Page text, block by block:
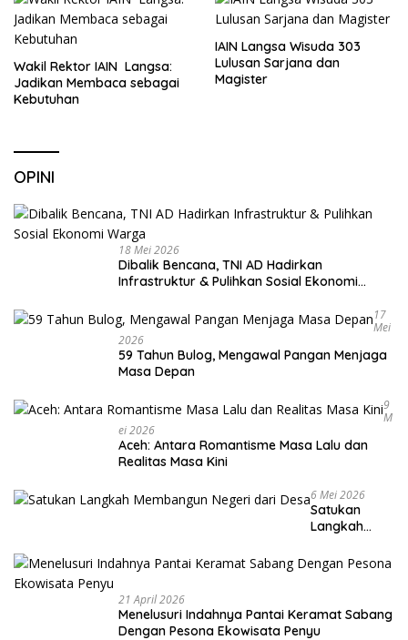
Wakil Rektor IAIN Langsa:
Jadikan Membaca sebagai
Kebutuhan
IAIN Langsa Wisuda 303
Lulusan Sarjana dan
Magister
OPINI
18 Mei 2026
Dibalik Bencana, TNI AD Hadirkan
Infrastruktur & Pulihkan Sosial Ekonomi
17
Mei
2026
59 Tahun Bulog, Mengawal Pangan Menjaga
Masa Depan
9
M
Ei 2026
Aceh: Antara Romantisme Masa Lalu dan
Realitas Masa Kini
6 Mei 2026
Satukan
Langkah
Negeri dari
Desa
21 April 2026
Menelusuri Indahnya Pantai Keramat Sabang
Dengan Pesona Ekowisata Penyu